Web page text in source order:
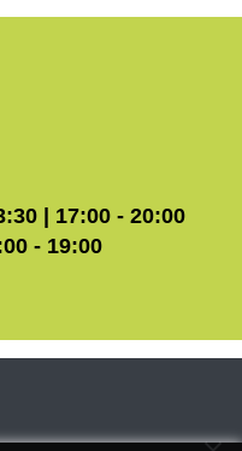
| 17:00 - 20:00
- 19:00